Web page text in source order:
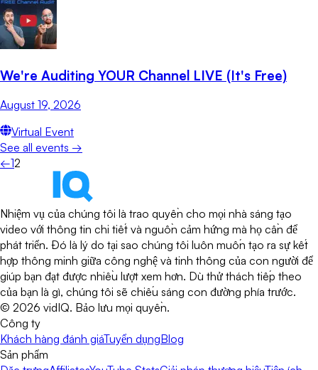
We're Auditing YOUR Channel LIVE (It's Free)
August 19, 2026
Virtual Event
See all events →
←12
Nhiệm vụ của chúng tôi là trao quyền cho mọi nhà sáng tạo
video với thông tin chi tiết và nguồn cảm hứng mà họ cần để
phát triển. Đó là lý do tại sao chúng tôi luôn muốn tạo ra sự kết
hợp thông minh giữa công nghệ và tinh thông của con người để
giúp bạn đạt được nhiều lượt xem hơn. Dù thử thách tiếp theo
của bạn là gì, chúng tôi sẽ chiếu sáng con đường phía trước.
© 2026 vidIQ. Bảo lưu mọi quyền.
Công ty
Khách hàng đánh giáTuyển dụngBlog
Sản phẩm